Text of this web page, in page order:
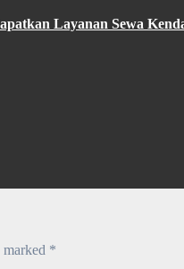
Layanan Sewa
*